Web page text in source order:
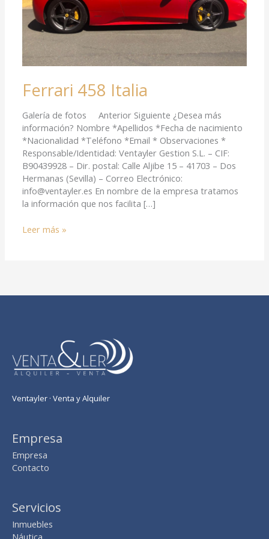
Ferrari 458 Italia
Galería de fotos Anterior Siguiente ¿Desea más
información? Nombre *Apellidos *Fecha de nacimiento
*Nacionalidad *Teléfono *Email * Observaciones *
Responsable/Identidad: Ventayler Gestion S.L. – CIF:
B90439928 – Dir. postal: Calle Aljibe 15 – 41703 – Dos
Hermanas (Sevilla) – Correo Electrónico:
info@ventayler.es En nombre de la empresa tratamos
la información que nos facilita […]
Leer más »
Ventayler · Venta y Alquiler
Empresa
Empresa
Contacto
Servicios
Inmuebles
Náutica